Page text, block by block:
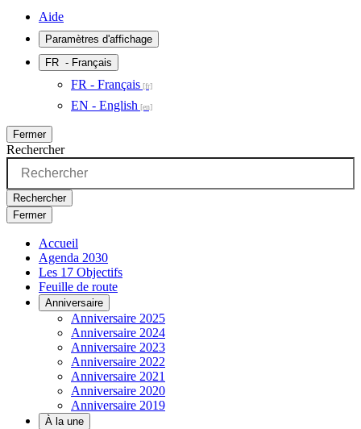
Aide
Paramètres d'affichage
FR - Français
FR - Français
EN - English
Fermer
Rechercher
Rechercher
Fermer
Accueil
Agenda 2030
Les 17 Objectifs
Feuille de route
Anniversaire
Anniversaire 2025
Anniversaire 2024
Anniversaire 2023
Anniversaire 2022
Anniversaire 2021
Anniversaire 2020
Anniversaire 2019
À la une